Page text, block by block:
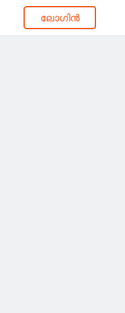
ലോഗിൻ